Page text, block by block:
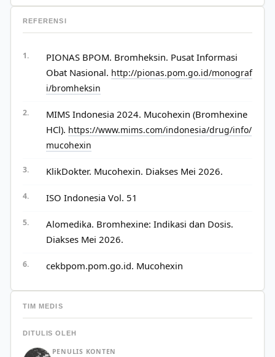
REFERENSI
PIONAS BPOM. Bromheksin. Pusat Informasi
Obat Nasional. http://pionas.pom.go.id/monograf
i/bromheksin
MIMS Indonesia 2024. Mucohexin (Bromhexine
HCl). https://www.mims.com/indonesia/drug/info/
mucohexin
KlikDokter. Mucohexin. Diakses Mei 2026.
ISO Indonesia Vol. 51
Alomedika. Bromhexine: Indikasi dan Dosis.
Diakses Mei 2026.
cekbpom.pom.go.id. Mucohexin
TIM MEDIS
DITULIS OLEH
PENULIS KONTEN